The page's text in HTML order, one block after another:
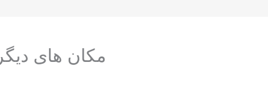
مکان های دیگر